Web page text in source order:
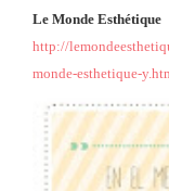
Le Monde Esthétique
http://
monde-esthetique-